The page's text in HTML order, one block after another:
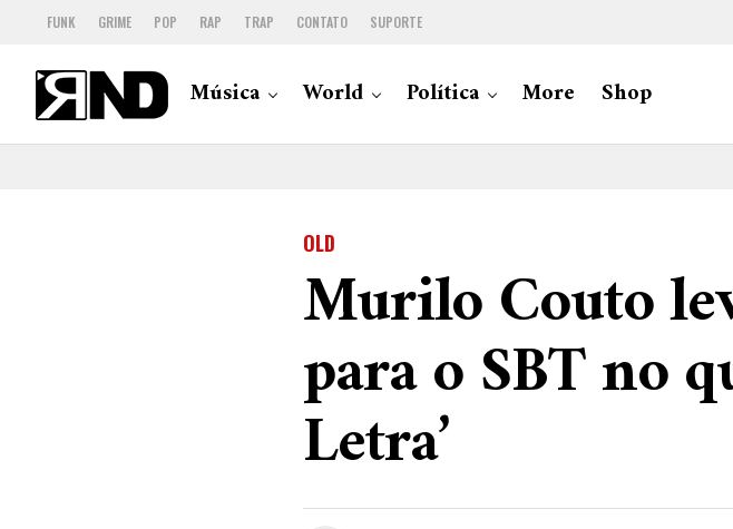
FUNK GRIME POP RAP TRAP CONTATO SUPORTE
Música World Política More Shop
OLD
Murilo Couto
para o SBT no
Letra’